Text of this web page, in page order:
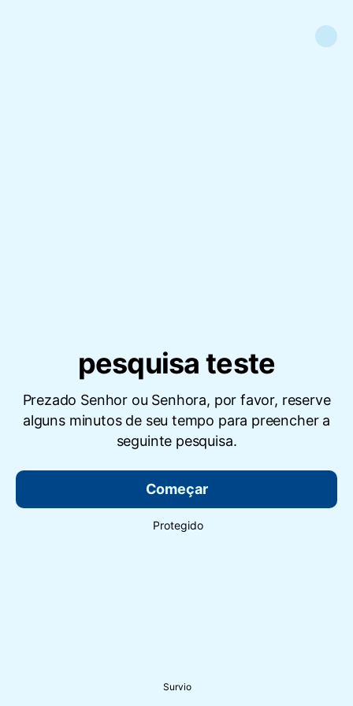
pesquisa teste
Prezado Senhor ou Senhora, por favor, reserve
alguns minutos de seu tempo para preencher a
seguinte pesquisa.
Começar
Protegido
Survio